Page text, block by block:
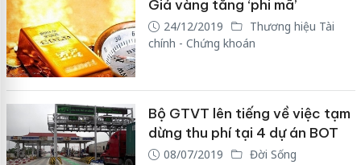
Giá vàng tăng ‘phi mã’
24/12/2019
Thương hiệu Tài
chính - Chứng khoán
Bộ GTVT lên tiếng về việc tạm
dừng thu phí tại 4 dự án BOT
08/07/2019 Đời Sống